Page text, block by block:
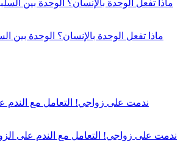
ماذا تفعل الوحدة بالإنسان؟ الوحدة بين
ندمت على زواجي! التعامل مع الندم على